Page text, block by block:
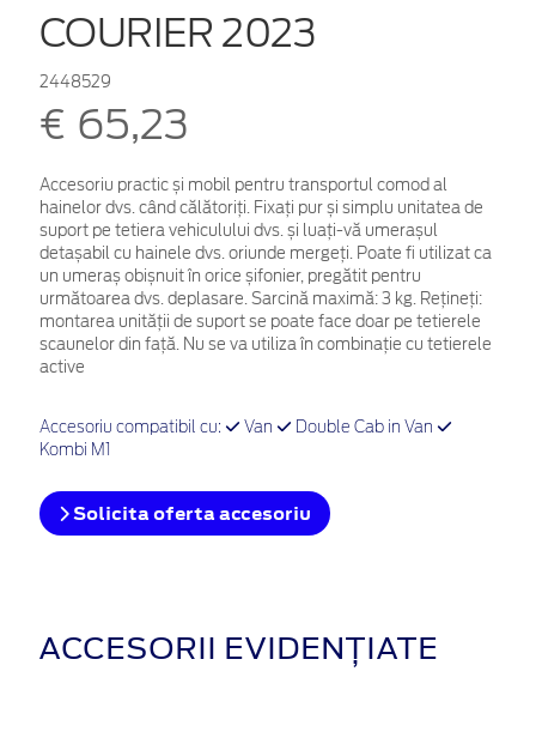
COURIER 2023
2448529
€ 65,23
Accesoriu practic și mobil pentru transportul comod al
hainelor dvs. când călătoriți. Fixați pur și simplu unitatea de
suport pe tetiera vehiculului dvs. și luați-vă umerașul
detașabil cu hainele dvs. oriunde mergeți. Poate fi utilizat ca
un umeraș obișnuit în orice șifonier, pregătit pentru
următoarea dvs. deplasare. Sarcină maximă: 3 kg. Rețineți:
montarea unității de suport se poate face doar pe tetierele
scaunelor din față. Nu se va utiliza în combinație cu tetierele
active
Accesoriu compatibil cu: Van
Double Cab in Van
Kombi M1
Solicita oferta accesoriu
ACCESORII EVIDENȚIATE